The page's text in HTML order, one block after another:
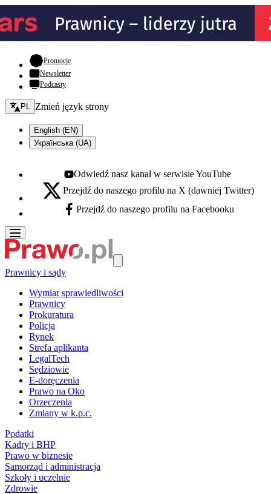
Promocje- otwiera się w nowej karcie
Newsletter
Podcasty
Zmień język - bieżący:
PL Zmień język strony
English (EN)
Українська (UA)
Youtube - otwiera się w nowej karcie
Odwiedź nasz kanał w serwisie YouTube
X - otwiera się w nowej karcie
Przejdź do naszego profilu na X (dawniej Twitter)
Facebook - otwiera się w nowej karcie
Przejdź do naszego profilu na Facebooku
Prawnicy i sądy
Wymiar sprawiedliwości
Prawnicy
Prokuratura
Policja
Rynek
Strefa aplikanta
LegalTech
Sędziowie
E-doręczenia
Prawo na Oko
Orzeczenia
Zmiany w k.p.c.
Podatki
Kadry i BHP
Prawo w biznesie
Samorząd i administracja
Szkoły i uczelnie
Zdrowie